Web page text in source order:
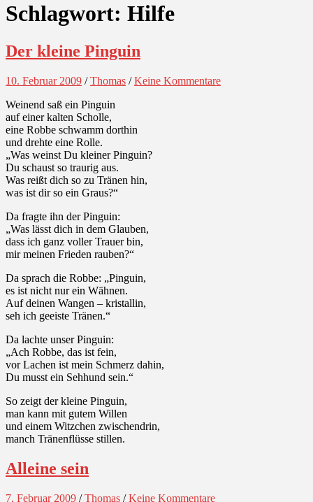
Schlagwort: Hilfe
Der kleine Pinguin
10. Februar 2009 /Thomas /Keine Kommentare
Weinend saß ein Pinguin
auf einer kalten Scholle,
eine Robbe schwamm dorthin
und drehte eine Rolle.
„Was weinst Du kleiner Pinguin?
Du schaust so traurig aus.
Was reißt dich so zu Tränen hin,
was ist dir so ein Graus?“
Da fragte ihn der Pinguin:
„Was lässt dich in dem Glauben,
dass ich ganz voller Trauer bin,
mir meinen Frieden rauben?“
Da sprach die Robbe: „Pinguin,
es ist nicht nur ein Wähnen.
Auf deinen Wangen – kristallin,
seh ich geeiste Tränen.“
Da lachte unser Pinguin:
„Ach Robbe, das ist fein,
vor Lachen ist mein Schmerz dahin,
Du musst ein Sehhund sein.“
So zeigt der kleine Pinguin,
man kann mit gutem Willen
und einem Witzchen zwischendrin,
manch Tränenflüsse stillen.
Alleine sein
7. Februar 2009 /Thomas /Keine Kommentare